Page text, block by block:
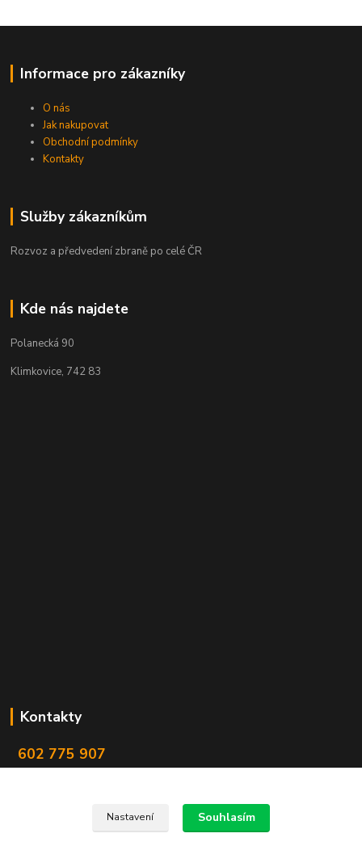
Informace pro zákazníky
O nás
Jak nakupovat
Obchodní podmínky
Kontakty
Služby zákazníkům
Rozvoz a předvedení zbraně po celé ČR
Kde nás najdete
Polanecká 90
Klimkovice, 742 83
Kontakty
602 775 907
Nastavení Souhlasím